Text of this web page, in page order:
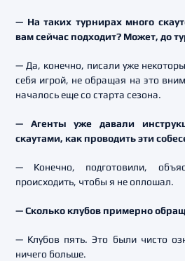
— На таких турнирах много
вам сейчас подходит? Может, до
— Да, конечно, писали уже
себя игрой, не обращая на это
началось еще со старта сезона.
— Агенты уже давали
скаутами, как проводить эти
— Конечно, подготовили,
происходить, чтобы я не оплошал.
— Сколько клубов примерно
— Клубов пять. Это были чисто
ничего больше.